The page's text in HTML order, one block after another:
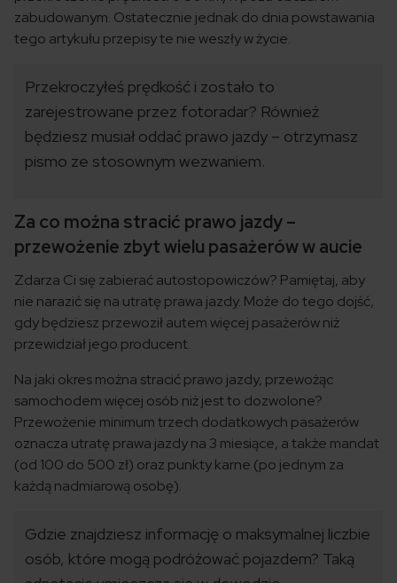
zabudowanym. Ostatecznie jednak do dnia powstawania
tego artykułu przepisy te nie weszły w życie.
Przekroczyłeś prędkość i zostało to
zarejestrowane przez fotoradar? Również
będziesz musiał oddać prawo jazdy – otrzymasz
pismo ze stosownym wezwaniem.
Za co można stracić prawo jazdy –
przewożenie zbyt wielu pasażerów w aucie
Zdarza Ci się zabierać autostopowiczów? Pamiętaj, aby
nie narazić się na utratę prawa jazdy. Może do tego dojść,
gdy będziesz przewoził autem więcej pasażerów niż
przewidział jego producent.
Na jaki okres można stracić prawo jazdy, przewożąc
samochodem więcej osób niż jest to dozwolone?
Przewożenie minimum trzech dodatkowych pasażerów
oznacza utratę prawa jazdy na 3 miesiące, a także mandat
(od 100 do 500 zł) oraz punkty karne (po jednym za
każdą nadmiarową osobę).
Gdzie znajdziesz informację o maksymalnej liczbie
osób, które mogą podróżować pojazdem? Taką